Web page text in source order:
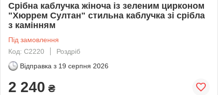
Срібна каблучка жіноча із зеленим цирконом
"Хюррем Султан" стильна каблучка зі срібла
з камінням
Під замовлення
Код: С2220
Роздріб
Відправка з 19 серпня 2026
2 240 ₴